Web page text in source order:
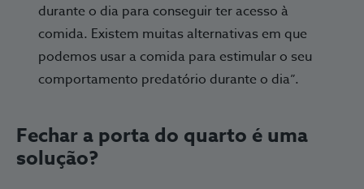
durante o dia para conseguir ter acesso à
comida. Existem muitas alternativas em que
podemos usar a comida para estimular o seu
comportamento predatório durante o dia”.
Fechar a porta do quarto é uma
solução?